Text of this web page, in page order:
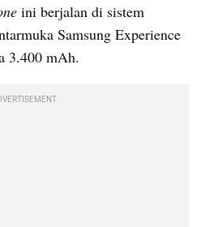
ini berjalan di sistem
Samsung Experience
3.400 mAh.